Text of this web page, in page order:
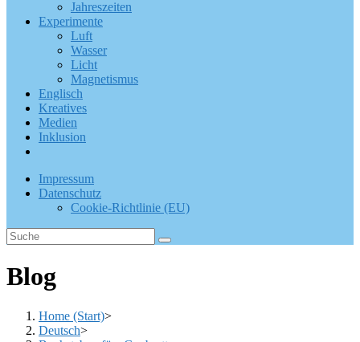
Jahreszeiten
Experimente
Luft
Wasser
Licht
Magnetismus
Englisch
Kreatives
Medien
Inklusion
Impressum
Datenschutz
Cookie-Richtlinie (EU)
Blog
Home (Start)>
Deutsch>